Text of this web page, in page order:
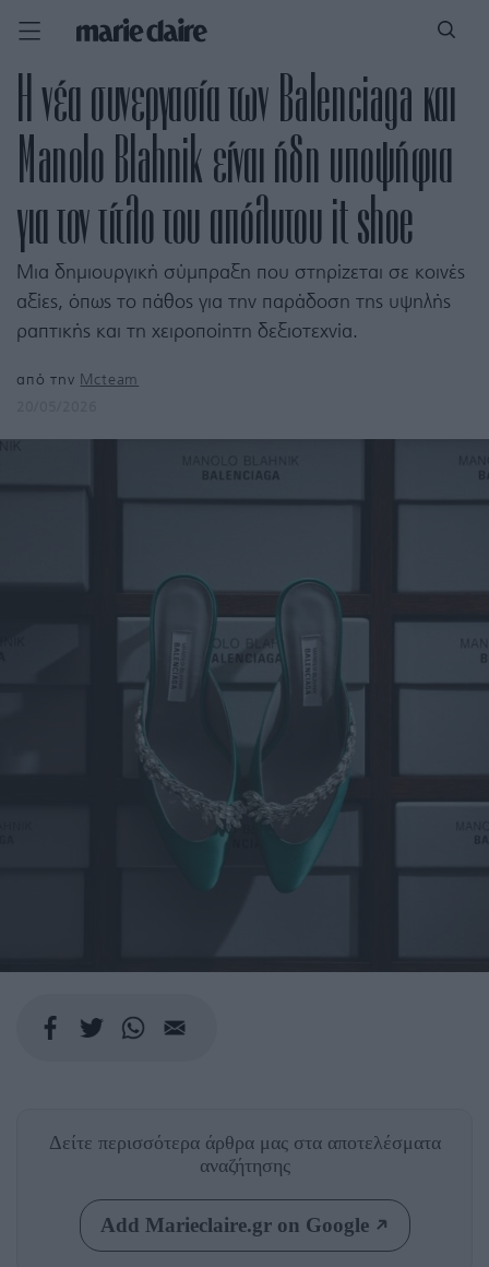
Η νέα συνεργασία των Balenciaga και
Manolo Blahnik είναι ήδη υποψήφια
για τον τίτλο του απόλυτου it shoe
Μια δημιουργική σύμπραξη που στηρίζεται σε κοινές
αξίες, όπως το πάθος για την παράδοση της υψηλής
ραπτικής και τη χειροποίητη δεξιοτεχνία.
από την Mcteam
Δείτε περισσότερα άρθρα μας στα αποτελέσματα
αναζήτησης
Add Marieclaire.gr on Google